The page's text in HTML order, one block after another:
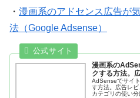
・ 漫画系のアドセンス広告が
法（Google Adsense）
漫画系の
クする方法。
AdSenseでサイ
す方法。広告レ
カテゴリの使い分